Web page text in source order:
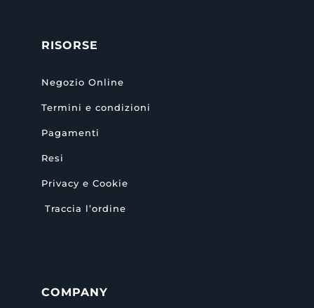
RISORSE
Negozio Online
Termini e condizioni
Pagamenti
Resi
Privacy e Cookie
Traccia l’ordine
COMPANY